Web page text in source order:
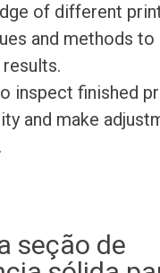
of different
and methods to
inspect finished
and make
seção de